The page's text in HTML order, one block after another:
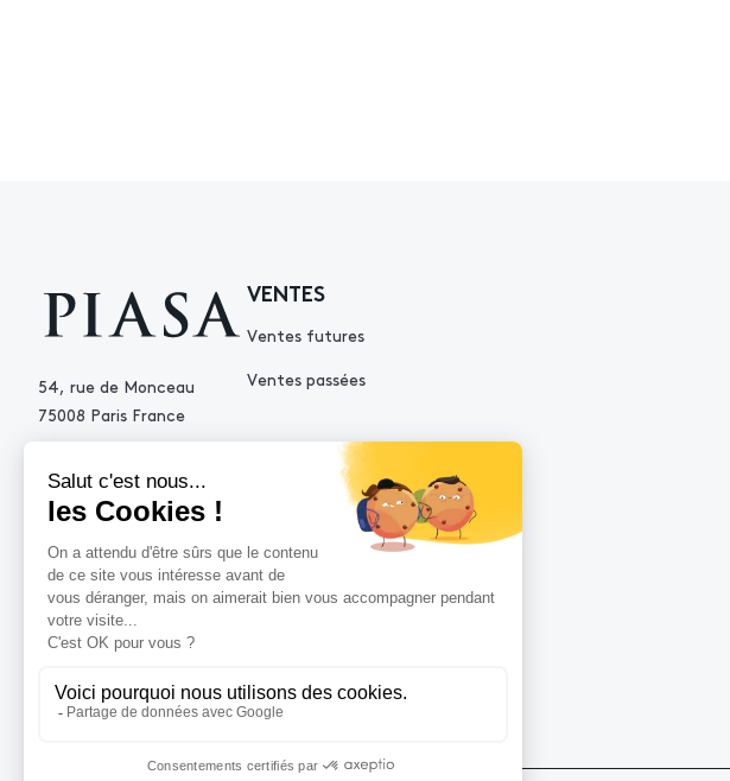
54, rue de Monceau
75008 Paris France
contact@piasa.fr
VENTES
Ventes futures
Ventes passées
AIDE
Demande d’estimation